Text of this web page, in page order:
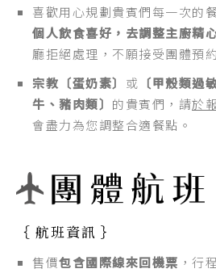
喜歡用心規劃貴賓們每一次的
個人飲食喜好，去調整主廚精
廳拒絕處理，不願接受團體預
宗教〔蛋奶素〕 或 〔甲殼類過敏
牛、豬肉類〕 的貴賓們，請於
會盡力為您調整合適餐點。
｛ 航班資訊 ｝
售價包含國際線來回機票 ，行